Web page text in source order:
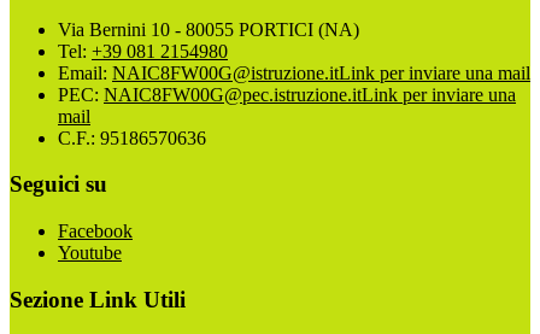
Via Bernini 10 - 80055 PORTICI (NA)
Tel: +39 081 2154980
Email: NAIC8FW00G@istruzione.itLink per inviare una mail
PEC: NAIC8FW00G@pec.istruzione.itLink per inviare una
mail
C.F.: 95186570636
Seguici su
Facebook
Youtube
Sezione Link Utili